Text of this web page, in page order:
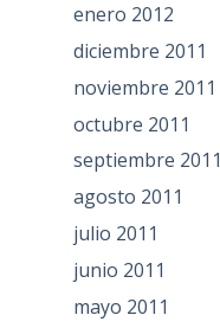
enero 2012
diciembre 2011
noviembre 2011
octubre 2011
septiembre 2011
agosto 2011
julio 2011
junio 2011
mayo 2011